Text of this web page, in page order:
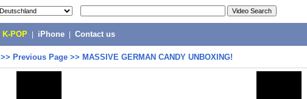
K-POP iPhone Contact us
>> Previous Page >> MASSIVE GERMAN CANDY UNBOXING!